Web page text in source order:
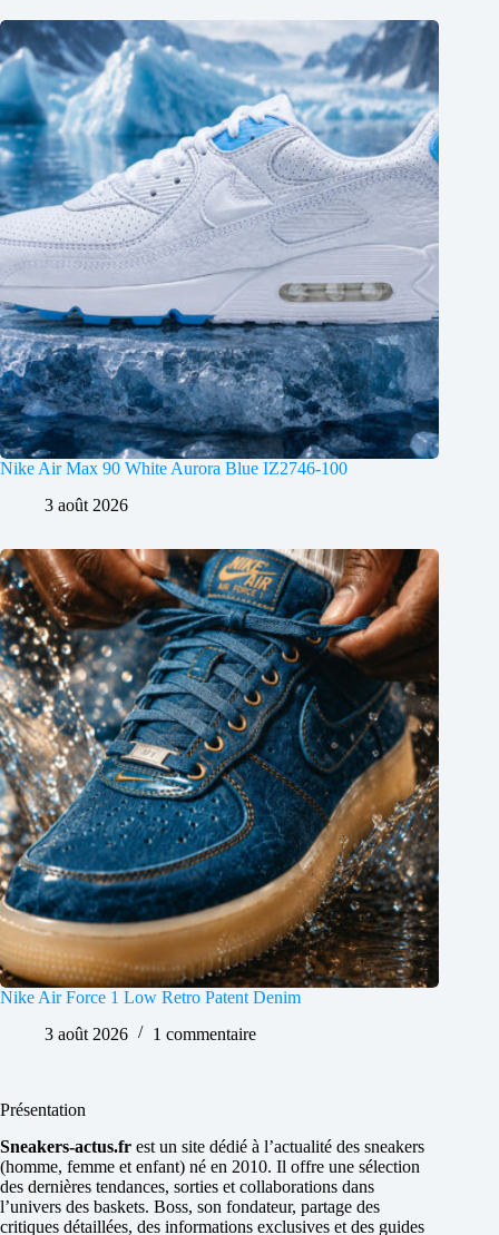
Nike Air Max 90 White Aurora Blue IZ2746-100
3 août 2026
Nike Air Force 1 Low Retro Patent Denim
3 août 2026
1 commentaire
Présentation
Sneakers-actus.fr est un site dédié à l’actualité des sneakers
(homme, femme et enfant) né en 2010. Il offre une sélection
des dernières tendances, sorties et collaborations dans
l’univers des baskets. Boss, son fondateur, partage des
critiques détaillées, des informations exclusives et des guides